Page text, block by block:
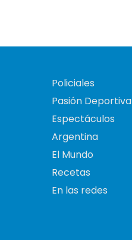
Policiales
Pasión Deportiva
Espectáculos
Argentina
El Mundo
Recetas
En las redes